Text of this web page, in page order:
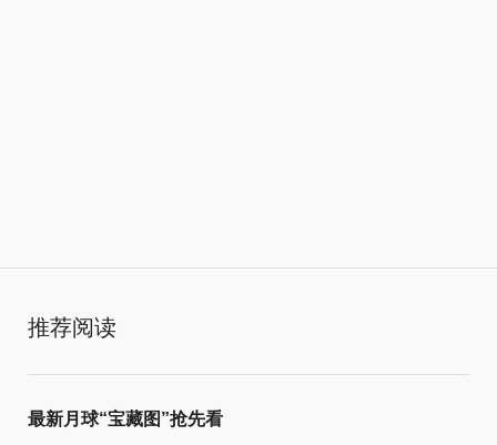
推荐阅读
最新月球“宝藏图”抢先看